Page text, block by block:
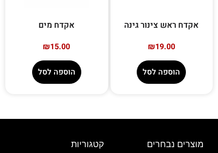
אקדח ראש צינור גינה
₪19.00
הוספה לסל
אקדח מים
₪15.00
הוספה לסל
מוצרים נבחרים קטגוריות